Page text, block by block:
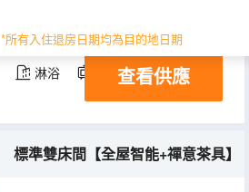
*所有入住退房日期均為目的地日期
25㎡ 2-4層 空調
淋浴 電視機
查看供應
標準雙床間【全屋智能+禪意茶具】